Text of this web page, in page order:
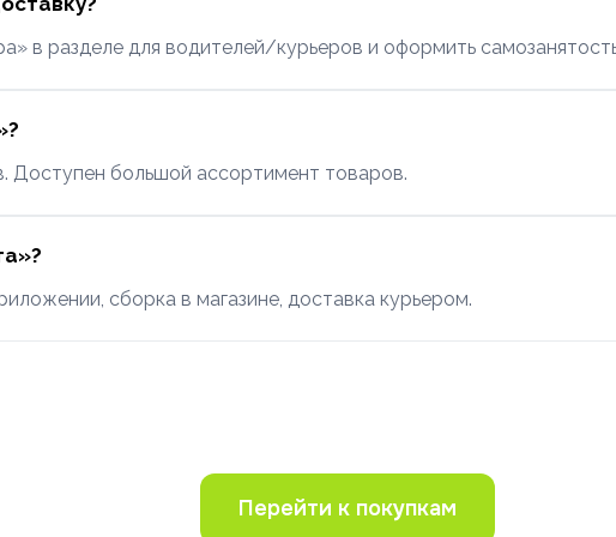
в разделе для водителей/курьеров и оформить
Доступен большой ассортимент товаров.
сборка в магазине, доставка курьером.
Перейти к покупкам